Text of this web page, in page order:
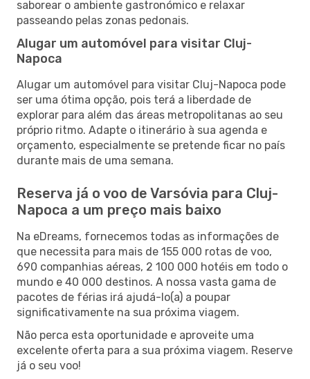
saborear o ambiente gastronómico e relaxar
passeando pelas zonas pedonais.
Alugar um automóvel para visitar Cluj-
Napoca
Alugar um automóvel para visitar Cluj-Napoca pode
ser uma ótima opção, pois terá a liberdade de
explorar para além das áreas metropolitanas ao seu
próprio ritmo. Adapte o itinerário à sua agenda e
orçamento, especialmente se pretende ficar no país
durante mais de uma semana.
Reserva já o voo de Varsóvia para Cluj-
Napoca a um preço mais baixo
Na eDreams, fornecemos todas as informações de
que necessita para mais de 155 000 rotas de voo,
690 companhias aéreas, 2 100 000 hotéis em todo o
mundo e 40 000 destinos. A nossa vasta gama de
pacotes de férias irá ajudá-lo(a) a poupar
significativamente na sua próxima viagem.
Não perca esta oportunidade e aproveite uma
excelente oferta para a sua próxima viagem. Reserve
já o seu voo!